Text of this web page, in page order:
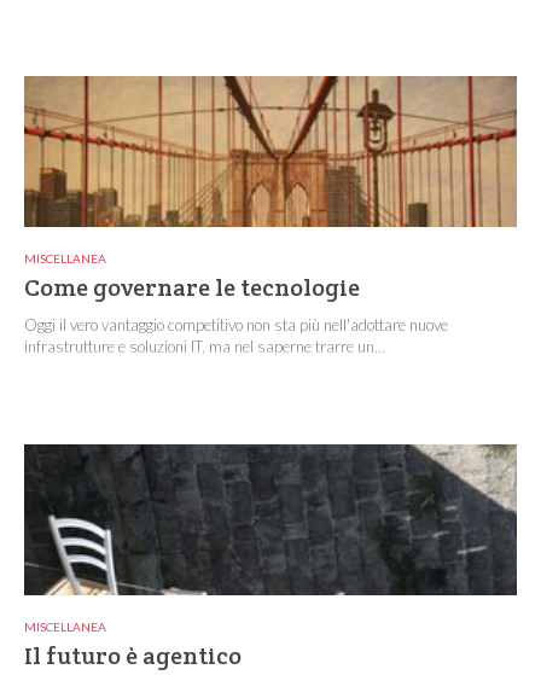
MISCELLANEA
Come governare le tecnologie
Oggi il vero vantaggio competitivo non sta più nell'adottare nuove
infrastrutture e soluzioni IT, ma nel saperne trarre un...
MISCELLANEA
Il futuro è agentico